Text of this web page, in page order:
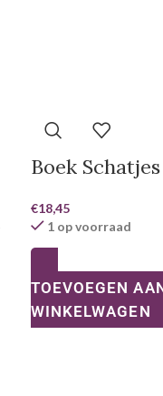
Boek
€18,45
1 op voorraad
TOEVOEGEN
WINKELWAGEN